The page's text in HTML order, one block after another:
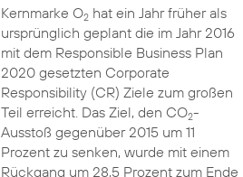
Kernmarke O2hat ein Jahr früher als
ursprünglich geplant die im Jahr 2016
mit dem Responsible Business Plan
2020 gesetzten Corporate
Responsibility (CR) Ziele zum großen
Teil erreicht. Das Ziel, den CO2-
Ausstoß gegenüber 2015 um 11
Prozent zu senken, wurde mit einem
Rückgang um 28,5 Prozent zum Ende